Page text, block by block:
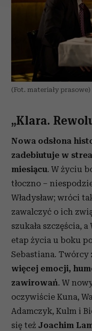
Wykorzystujemy pliki
i reklam, aby oferować
analizować ruch w
korzystasz z naszej
społecznościowym,
Partnerzy mogą
(Fot. materiały prasowe)
„Klara.
Nowa odsłona
zadebiutuje w
miesiącu. W życiu
tłoczno –
Władysław; wróci
zawalczyć o ich
szukała szczęścia,
etap życia u boku
Sebastiana. Twórcy
więcej emocji,
zawirowań. W
oczywiście Kuna,
Adamczyk, Kulm i
się też Joachim